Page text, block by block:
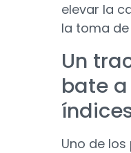
elevar la
la toma
Un
bate
Uno de